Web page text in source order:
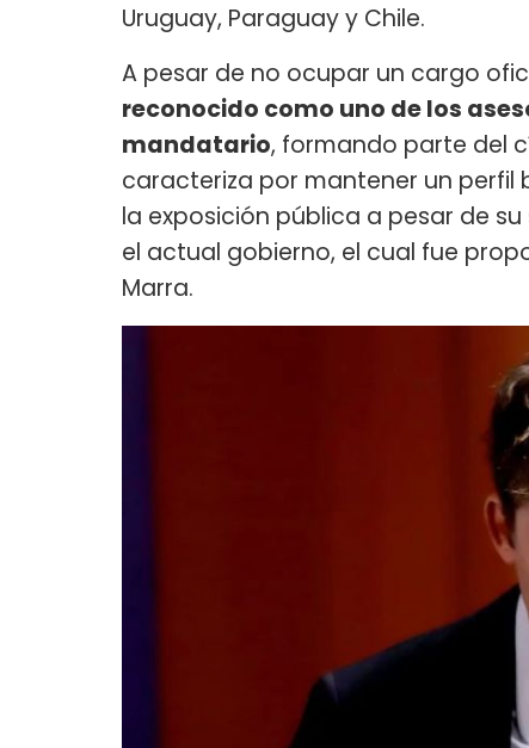
Uruguay, Paraguay y Chile.
A pesar de no ocupar un cargo
reconocido como uno de los
mandatario, formando parte del
caracteriza por mantener un perfil
la exposición pública a pesar de
el actual gobierno, el cual fue
Marra.